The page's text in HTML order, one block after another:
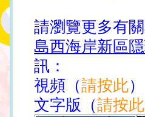
請瀏覽更多有關
島西海岸新區
訊：
視頻（請按此）
文字版（請按此